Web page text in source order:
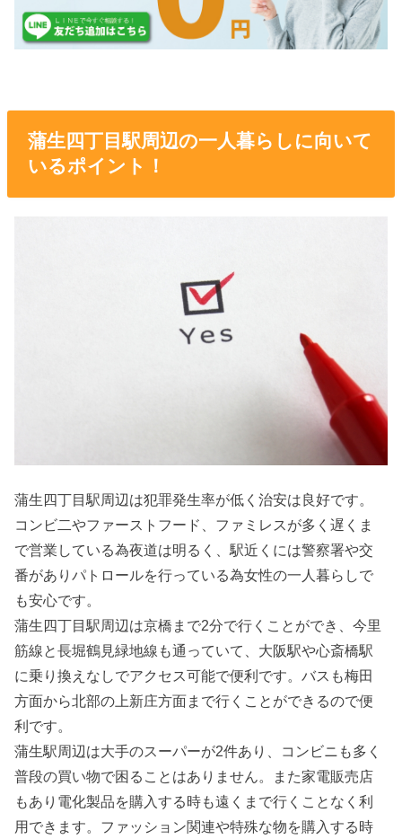
蒲生四丁目駅周辺の一人暮らしに向いて
いるポイント！
蒲生四丁目駅周辺は犯罪発生率が低く治安は良好です。
コンビ二やファーストフード、ファミレスが多く遅くま
で営業している為夜道は明るく、駅近くには警察署や交
番がありパトロールを行っている為女性の一人暮らしで
も安心です。
蒲生四丁目駅周辺は京橋まで2分で行くことができ、今里
筋線と長堀鶴見緑地線も通っていて、大阪駅や心斎橋駅
に乗り換えなしでアクセス可能で便利です。バスも梅田
方面から北部の上新庄方面まで行くことができるので便
利です。
蒲生駅周辺は大手のスーパーが2件あり、コンビニも多く
普段の買い物で困ることはありません。また家電販売店
もあり電化製品を購入する時も遠くまで行くことなく利
用できます。ファッション関連や特殊な物を購入する時